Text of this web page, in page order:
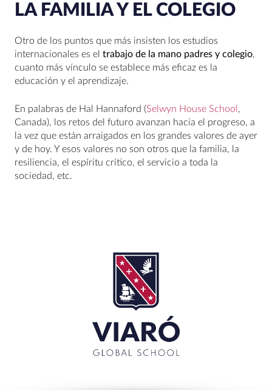
LA FAMILIA Y EL COLEGIO
Otro de los puntos que más insisten los estudios
internacionales es el trabajo de la mano padres y colegio,
cuanto más vínculo se establece más eficaz es la
educación y el aprendizaje.
En palabras de Hal Hannaford (Selwyn House School ,
Canada), los retos del futuro avanzan hacia el progreso, a
la vez que están arraigados en los grandes valores de ayer
y de hoy. Y esos valores no son otros que la familia, la
resiliencia, el espíritu crítico, el servicio a toda la
sociedad, etc.